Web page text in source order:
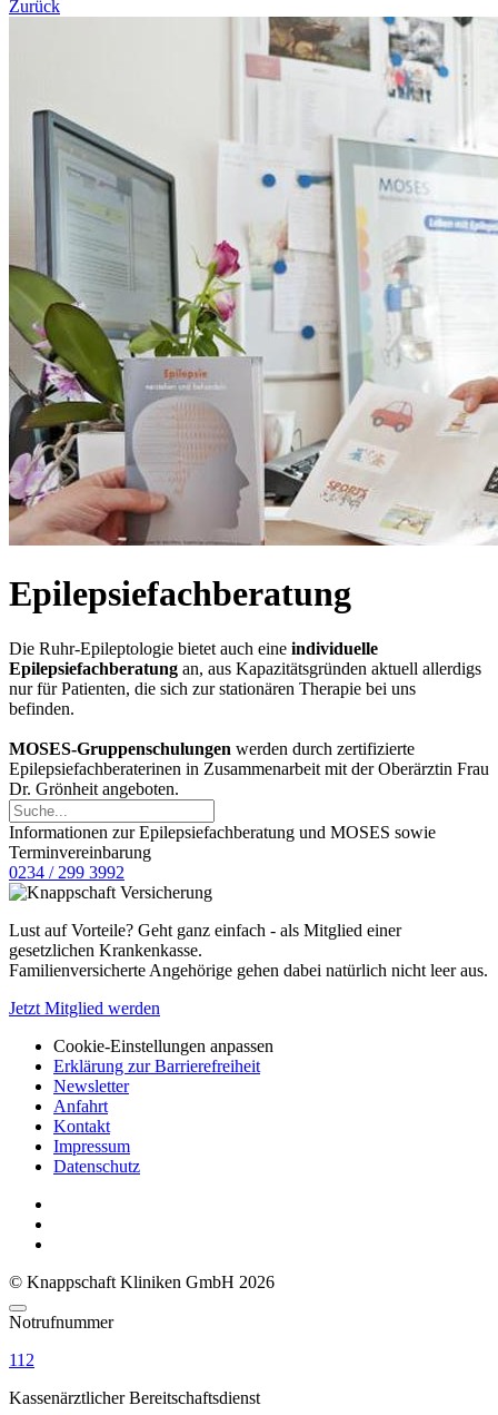
Zurück
Epilepsiefachberatung
Die Ruhr-Epileptologie bietet auch eine individuelle
Epilepsiefachberatung an, aus Kapazitätsgründen aktuell allerdigs
nur für Patienten, die sich zur stationären Therapie bei uns
befinden.
MOSES-Gruppenschulungen werden durch zertifizierte
Epilepsiefachberaterinen in Zusammenarbeit mit der Oberärztin Frau
Dr. Grönheit angeboten.
Informationen zur Epilepsiefachberatung und MOSES sowie
Terminvereinbarung
0234 / 299 3992
Lust auf Vorteile? Geht ganz einfach - als Mitglied einer
gesetzlichen Krankenkasse.
Familienversicherte Angehörige gehen dabei natürlich nicht leer aus.
Jetzt Mitglied werden
Cookie-Einstellungen anpassen
Erklärung zur Barrierefreiheit
Newsletter
Anfahrt
Kontakt
Impressum
Datenschutz
© Knappschaft Kliniken GmbH 2026
Notrufnummer
112
Kassenärztlicher Bereitschaftsdienst